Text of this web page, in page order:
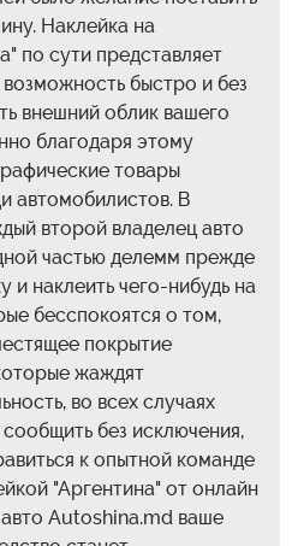
Наклейка на
по сути представляет
быстро и без
внешний облик вашего
благодаря этому
товары
автомобилистов. В
второй владелец авто
частью делемм прежде
и наклеить чего-нибудь на
бесспокоятся о том,
покрытие
жаждят
во всех случаях
без исключения,
к опытной команде
"Аргентина" от онлайн
Autoshina.md ваше